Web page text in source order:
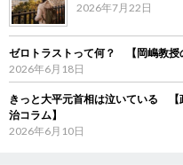
2026年7月22日
ゼロトラストって何？ 【岡嶋教授
2026年6月18日
きっと大平元首相は泣いている 【
治コラム】
2026年6月10日